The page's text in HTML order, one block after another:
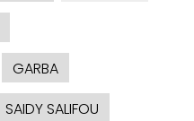
GARBA
SAIDY SALIFOU